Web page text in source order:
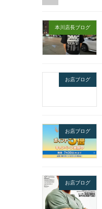
本川店長ブログ
お店ブログ
お店ブログ
お店ブログ